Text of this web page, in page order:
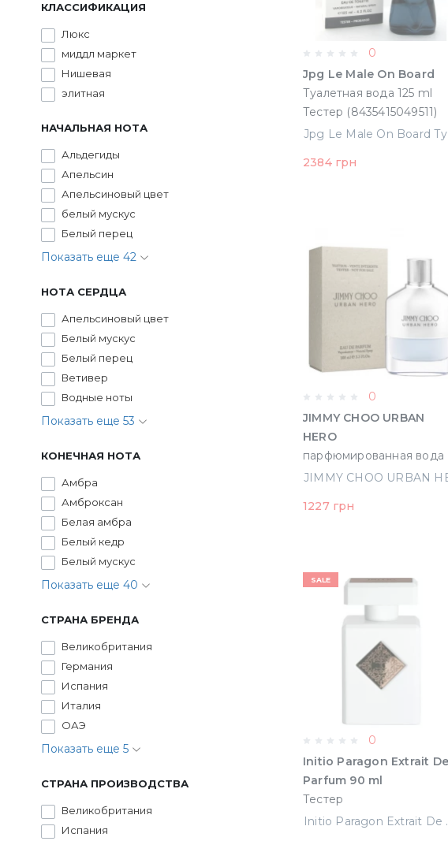
КЛАССИФИКАЦИЯ
Люкс
миддл маркет
Нишевая
элитная
НАЧАЛЬНАЯ НОТА
Альдегиды
Апельсин
Апельсиновый цвет
белый мускус
Белый перец
Показать еще 42
НОТА СЕРДЦА
Апельсиновый цвет
Белый мускус
Белый перец
Ветивер
Водные ноты
Показать еще 53
КОНЕЧНАЯ НОТА
Амбра
Амброксан
Белая амбра
Белый кедр
Белый мускус
Показать еще 40
СТРАНА БРЕНДА
Великобритания
Германия
Испания
Италия
ОАЭ
Показать еще 5
СТРАНА ПРОИЗВОДСТВА
Великобритания
Испания
0
Jpg Le Male On Board
Туалетная вода 125 ml
Тестер (8435415049511)
2384 грн
0
JIMMY CHOO URBAN
HERO
парфюмированная вода
(3386460109437)
1227 грн
SALE
0
Initio Paragon Extrait De
Parfum 90 ml
Тестер
Initio